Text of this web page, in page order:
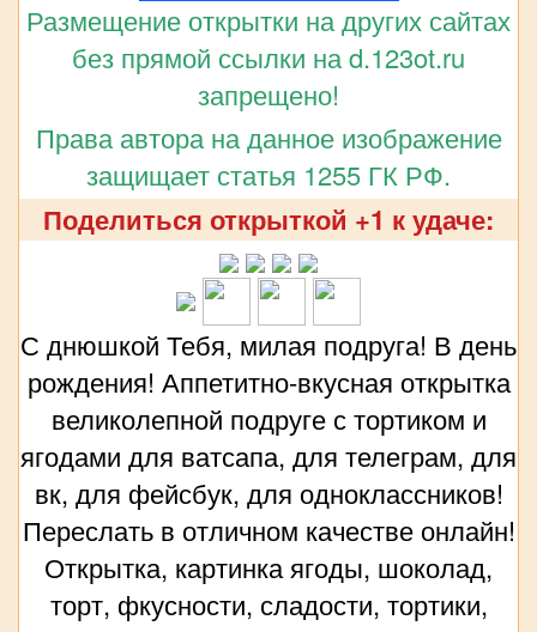
Размещение открытки на других сайтах
без прямой ссылки на d.123ot.ru
запрещено!
Права автора на данное изображение
защищает статья 1255 ГК РФ.
Поделиться открыткой +1 к удаче:
С днюшкой Тебя, милая подруга! В день
рождения! Аппетитно-вкусная открытка
великолепной подруге с тортиком и
ягодами для ватсапа, для телеграм, для
вк, для фейсбук, для одноклассников!
Переслать в отличном качестве онлайн!
Открытка, картинка ягоды, шоколад,
торт, фкусности, сладости, тортики,